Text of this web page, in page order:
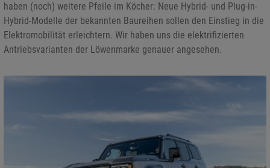
haben (noch) weitere Pfeile im Köcher: Neue Hybrid- und Plug-in-
Hybrid-Modelle der bekannten Baureihen sollen den Einstieg in die
Elektromobilität erleichtern. Wir haben uns die elektrifizierten
Antriebsvarianten der Löwenmarke genauer angesehen.